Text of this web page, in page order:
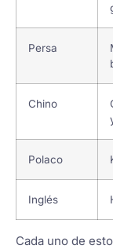
Persa
Chino
Polaco
Inglés
Cada uno de